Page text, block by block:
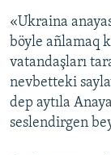
«Ukraina
böyle añlamaq
vatandaşları
nevbetteki
dep aytıla
seslendirgen